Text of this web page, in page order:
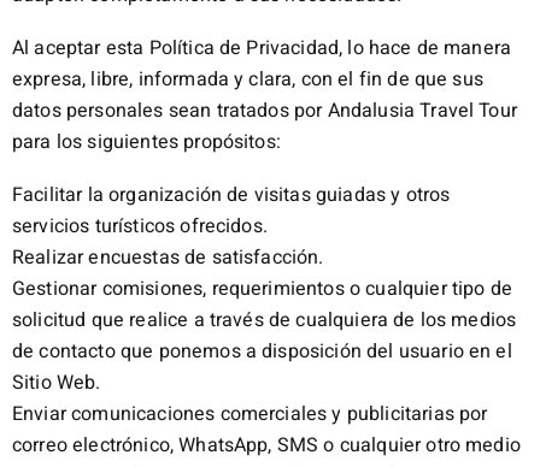
Al aceptar esta Política de Privacidad, lo hace de manera
expresa, libre, informada y clara, con el fin de que sus
datos personales sean tratados por Andalusia Travel Tour
para los siguientes propósitos:
Facilitar la organización de visitas guiadas y otros
servicios turísticos ofrecidos.
Realizar encuestas de satisfacción.
Gestionar comisiones, requerimientos o cualquier tipo de
solicitud que realice a través de cualquiera de los medios
de contacto que ponemos a disposición del usuario en el
Sitio Web.
Enviar comunicaciones comerciales y publicitarias por
correo electrónico, WhatsApp, SMS o cualquier otro medio